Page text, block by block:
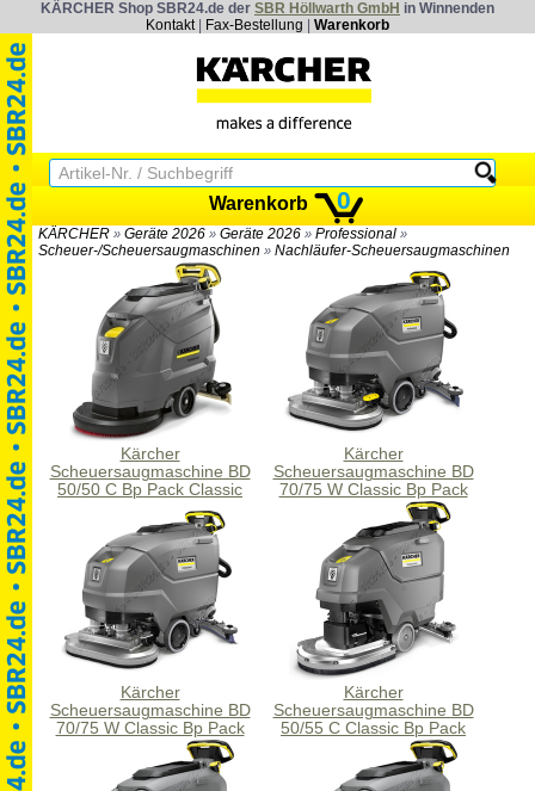
KÄRCHER Shop SBR24.de der SBR Höllwarth GmbH in Winnenden
Kontakt| Fax-Bestellung Warenkorb
Warenkorb 0
KÄRCHER » Geräte 2026 » Geräte 2026 » Professional »
Scheuer-/Scheuersaugmaschinen » Nachläufer-Scheuersaugmaschinen
Kärcher
Scheuersaugmaschine BD
50/50 C Bp Pack Classic
Kärcher
Scheuersaugmaschine BD
70/75 W Classic Bp Pack
Kärcher
Scheuersaugmaschine BD
70/75 W Classic Bp Pack
Kärcher
Scheuersaugmaschine BD
50/55 C Classic Bp Pack